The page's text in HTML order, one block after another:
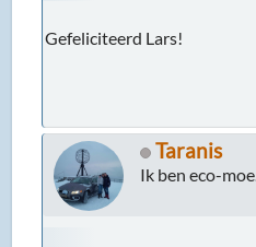
Gefeliciteerd Lars!
Taranis
Ik ben eco-moe.